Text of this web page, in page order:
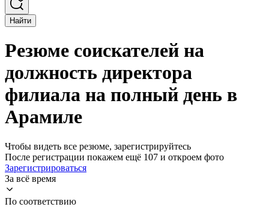
Найти
Резюме соискателей на
должность директора
филиала на полный день в
Арамиле
Чтобы видеть все резюме, зарегистрируйтесь
После регистрации покажем ещё 107 и откроем фото
Зарегистрироваться
За всё время
По соответствию